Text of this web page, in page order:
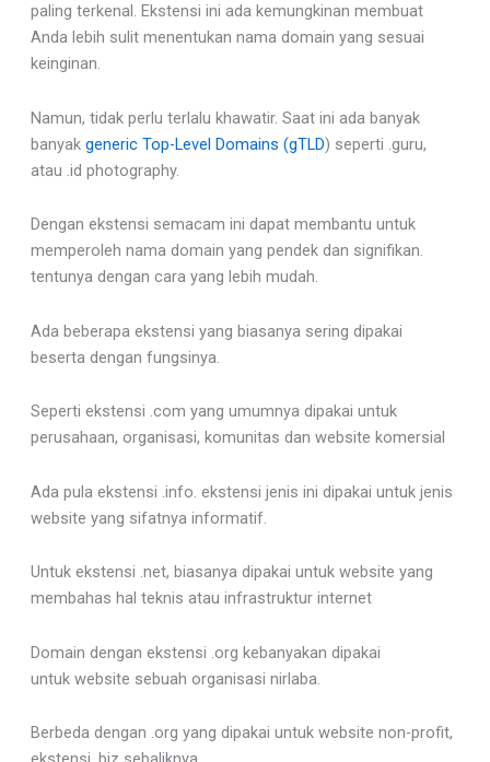
paling terkenal. Ekstensi ini ada kemungkinan membuat
Anda lebih sulit menentukan nama domain yang sesuai
keinginan.
Namun, tidak perlu terlalu khawatir. Saat ini ada banyak
banyak generic Top-Level Domains (gTLD) seperti .guru,
atau .id photography.
Dengan ekstensi semacam ini dapat membantu untuk
memperoleh nama domain yang pendek dan signifikan.
tentunya dengan cara yang lebih mudah.
Ada beberapa ekstensi yang biasanya sering dipakai
beserta dengan fungsinya.
Seperti ekstensi .com yang umumnya dipakai untuk
perusahaan, organisasi, komunitas dan website komersial
Ada pula ekstensi .info. ekstensi jenis ini dipakai untuk jenis
website yang sifatnya informatif.
Untuk ekstensi .net, biasanya dipakai untuk website yang
membahas hal teknis atau infrastruktur internet
Domain dengan ekstensi .org kebanyakan dipakai
untuk website sebuah organisasi nirlaba.
Berbeda dengan .org yang dipakai untuk website non-profit,